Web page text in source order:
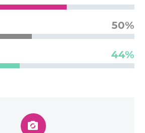
50%
44%

